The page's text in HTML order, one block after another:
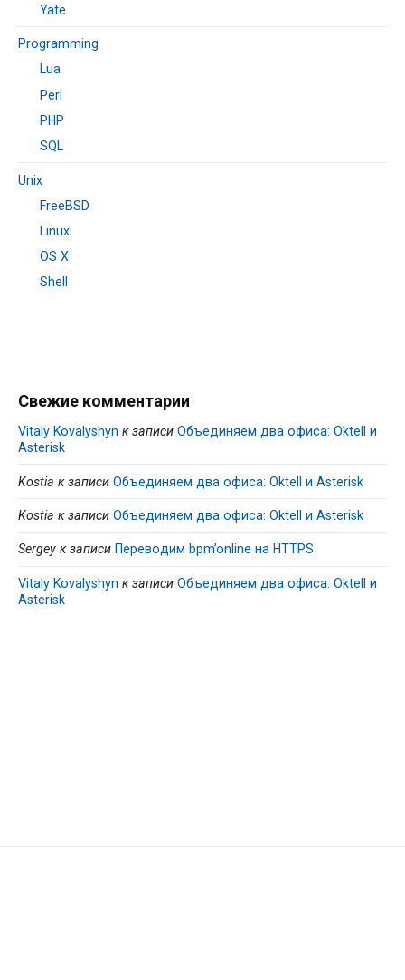
Yate
Programming
Lua
Perl
PHP
SQL
Unix
FreeBSD
Linux
OS X
Shell
Свежие комментарии
Vitaly Kovalyshyn к записи Объединяем два офиса: Oktell и
Asterisk
Kostia к записи Объединяем два офиса: Oktell и Asterisk
Kostia к записи Объединяем два офиса: Oktell и Asterisk
Sergey к записи Переводим bpm’online на HTTPS
Vitaly Kovalyshyn к записи Объединяем два офиса: Oktell и
Asterisk